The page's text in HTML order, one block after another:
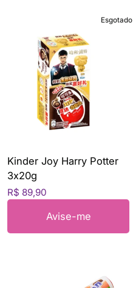
Esgotado
Kinder Joy Harry Potter
3x20g
R$ 89,90
Avise-me